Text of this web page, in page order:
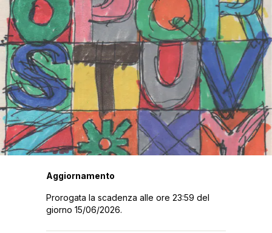
Aggiornamento
Prorogata la scadenza alle ore 23:59 del
giorno 15/06/2026.